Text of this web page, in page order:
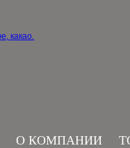
О КОМПАНИИ